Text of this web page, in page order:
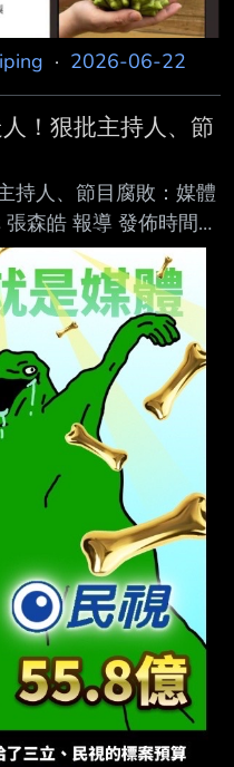
· 2026-06-22
！狠批主持人、節
持人、節目腐敗：媒體
森皓 報導 發佈時間：
新聞 美國總統川普
他在節目專訪中，與
戰， 川普話鋒一轉，
多美國媒體都「很腐
身 走人，直言：「一
就永遠不可能偉大。」
報》（The Hill）報
》記者韋爾克
，在7日